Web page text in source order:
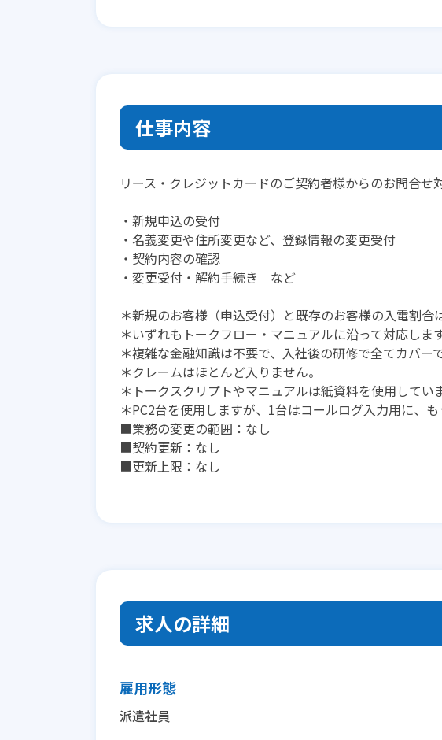
仕事内容
リース・クレジットカードのご契約者様からのお問合せ
・新規申込の受付
・名義変更や住所変更など、登録情報の変更受付
・契約内容の確認
・変更受付・解約手続き など
＊新規のお客様（申込受付）と既存のお客様の入電割合
＊いずれもトークフロー・マニュアルに沿って対応します
＊複雑な金融知識は不要で、入社後の研修で全てカバーで
＊クレームはほとんど入りません。
＊トークスクリプトやマニュアルは紙資料を使用していま
＊PC2台を使用しますが、1台はコールログ入力用に、
■業務の変更の範囲：なし
■契約更新：なし
■更新上限：なし
求人の詳細
雇用形態
派遣社員